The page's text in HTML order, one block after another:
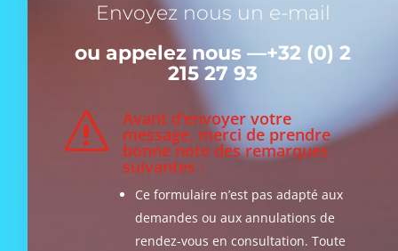
Envoyez nous un e-mail
ou appelez nous —+32 (0) 2
215 27 93
s Avant d’envoyer votre
message, merci de prendre
bonne note des remarques
suivantes :
Ce formulaire n’est pas adapté aux
demandes ou aux annulations de
rendez-vous en consultation. Toute